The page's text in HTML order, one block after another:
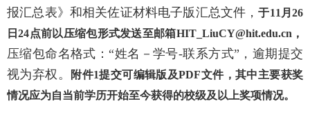
报汇总表》和相关佐证材料电子版汇总文件，于11 月26
日24点前以压缩包形式发送至邮箱HIT_LiuCY@hit.edu.cn ，
压缩包命名格式： “姓名－学号-联系方式”，逾期提交
视为弃权。
附件1提交可编辑版及PDF文件，其中主要获奖
情况应为自当前学历开始至今获得的校级及以上奖项情况。